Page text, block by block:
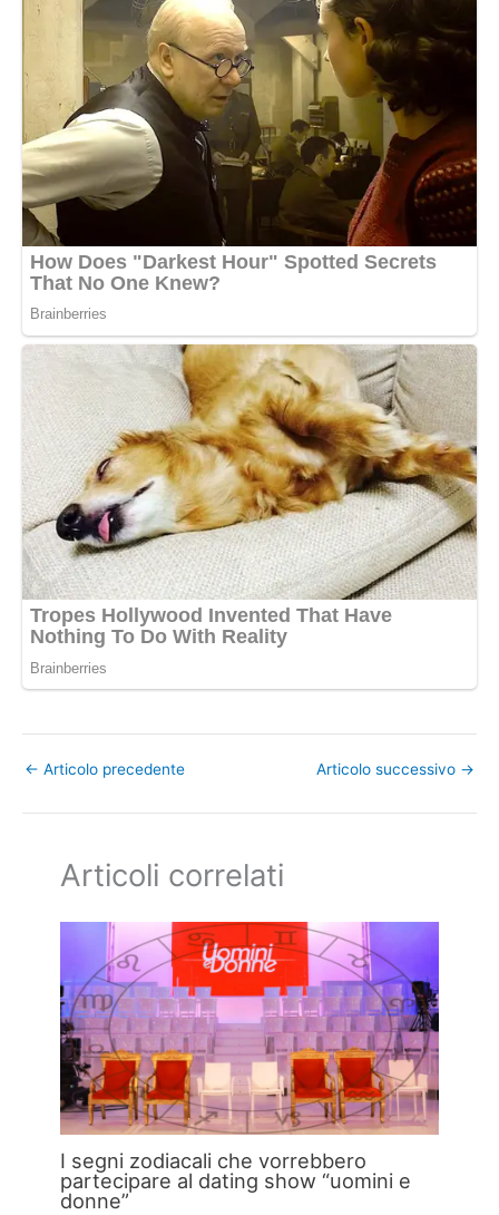
← Articolo precedente Articolo successivo →
Articoli correlati
I segni zodiacali che vorrebbero
partecipare al dating show “uomini e
donne”